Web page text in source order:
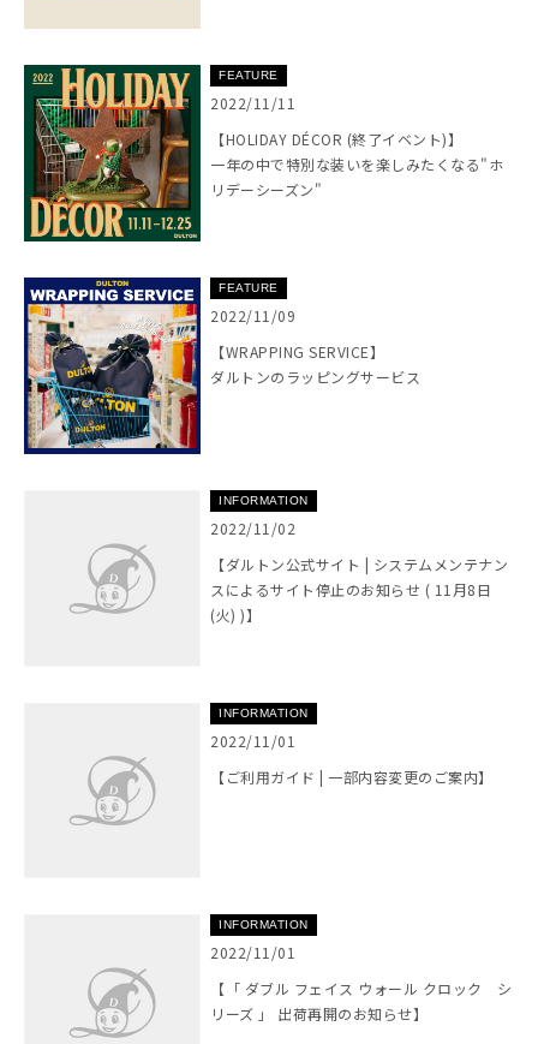
FEATURE
2022/11/11
【HOLIDAY DÉCOR (終了イベント)】
一年の中で特別な装いを楽しみたくなる"ホ
リデーシーズン"
FEATURE
2022/11/09
【WRAPPING SERVICE】
ダルトンのラッピングサービス
INFORMATION
2022/11/02
【ダルトン公式サイト | システムメンテナン
スによるサイト停止のお知らせ ( 11月8日
(火) )】
INFORMATION
2022/11/01
【ご利用ガイド | 一部内容変更のご案内】
INFORMATION
2022/11/01
【「 ダブル フェイス ウォール クロック シ
リーズ 」 出荷再開のお知らせ】